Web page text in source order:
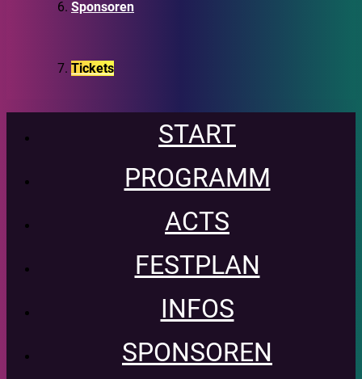
Sponsoren
Tickets
START
PROGRAMM
ACTS
FESTPLAN
INFOS
SPONSOREN